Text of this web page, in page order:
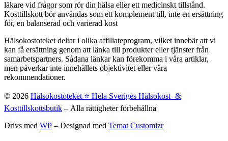
läkare vid frågor som rör din hälsa eller ett medicinskt tillstånd.
Kosttillskott bör användas som ett komplement till, inte en ersättning
för, en balanserad och varierad kost
Hälsokostoteket deltar i olika affiliateprogram, vilket innebär att vi
kan få ersättning genom att länka till produkter eller tjänster från
samarbetspartners. Sådana länkar kan förekomma i våra artiklar,
men påverkar inte innehållets objektivitet eller våra
rekommendationer.
© 2026 Hälsokostoteket ⭐️ Hela Sveriges Hälsokost- &
Kosttillskottsbutik – Alla rättigheter förbehållna
Drivs med WP – Designad med Temat Customizr